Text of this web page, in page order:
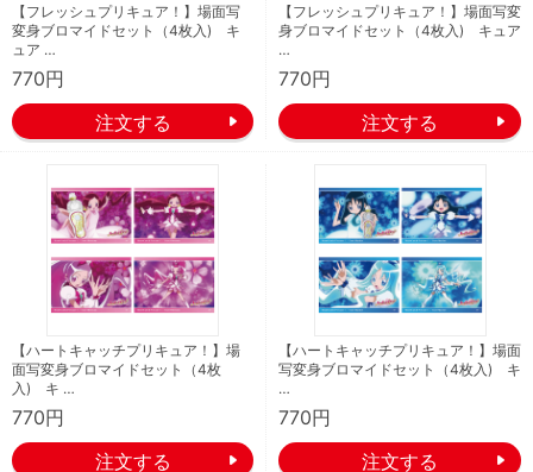
【フレッシュプリキュア！】場面写
変身ブロマイドセット（4枚入) キ
ュア …
770円
【フレッシュプリキュア！】場面写変
身ブロマイドセット（4枚入) キュア
…
770円
【ハートキャッチプリキュア！】場
面写変身ブロマイドセット（4枚
入) キ …
770円
【ハートキャッチプリキュア！】場面
写変身ブロマイドセット（4枚入) キ
…
770円